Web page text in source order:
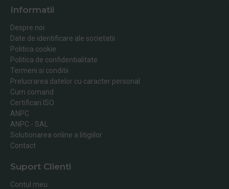
Informatii
Despre noi
Date de identificare ale societatii
Politica cookie
Politica de confidentialitate
Termeni si conditii
Prelucrarea datelor cu caracter personal
Cum comand
Certificari ISO
ANPC
ANPC - SAL
Solutionarea online a litigiilor
Contact
Suport Clienti
Contul meu